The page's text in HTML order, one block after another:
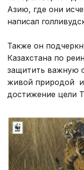
Азию, где они
написал
Также он
Казахстана по
защитить важную
живой природой и
достижение цели